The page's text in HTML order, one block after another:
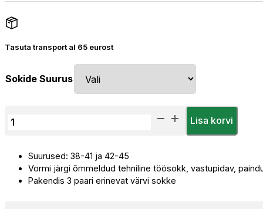
Tasuta transport al 65 eurost
Sokide Suurus
Priha
kogus
Lisa korvi
Suurused: 38-41 ja 42-45
Vormi järgi õmmeldud tehniline töösokk, vastupidav,
Pakendis 3 paari erinevat värvi sokke